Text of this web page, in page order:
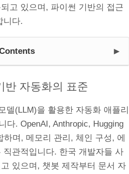
고 있으며, 파이썬 기반의 접근
니다.
►
반 자동화의 표준
델(LLM)을 활용한 자동화 애플리
다. OpenAI, Anthropic, Hugging
하며, 메모리 관리, 체인 구성, 에
관적입니다. 한국 개발자들 사
있으며, 챗봇 제작부터 문서 자